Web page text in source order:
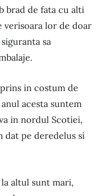
brad de fata cu alti
verisoara lor de doar
sa
in costum de
acesta suntem
in nordul Scotiei,
dat pe deredelus si
altul sunt mari,